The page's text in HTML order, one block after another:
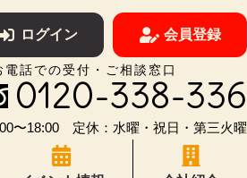
会員登録
ログイン
電話での受付・ご相談窓口
0120-338-336
〜18:00 定休：水曜・祝日・第三火曜